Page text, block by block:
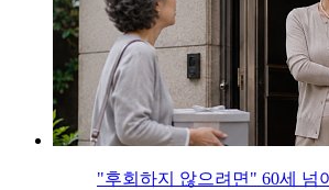
"후회하지 않으려면" 60세 넘